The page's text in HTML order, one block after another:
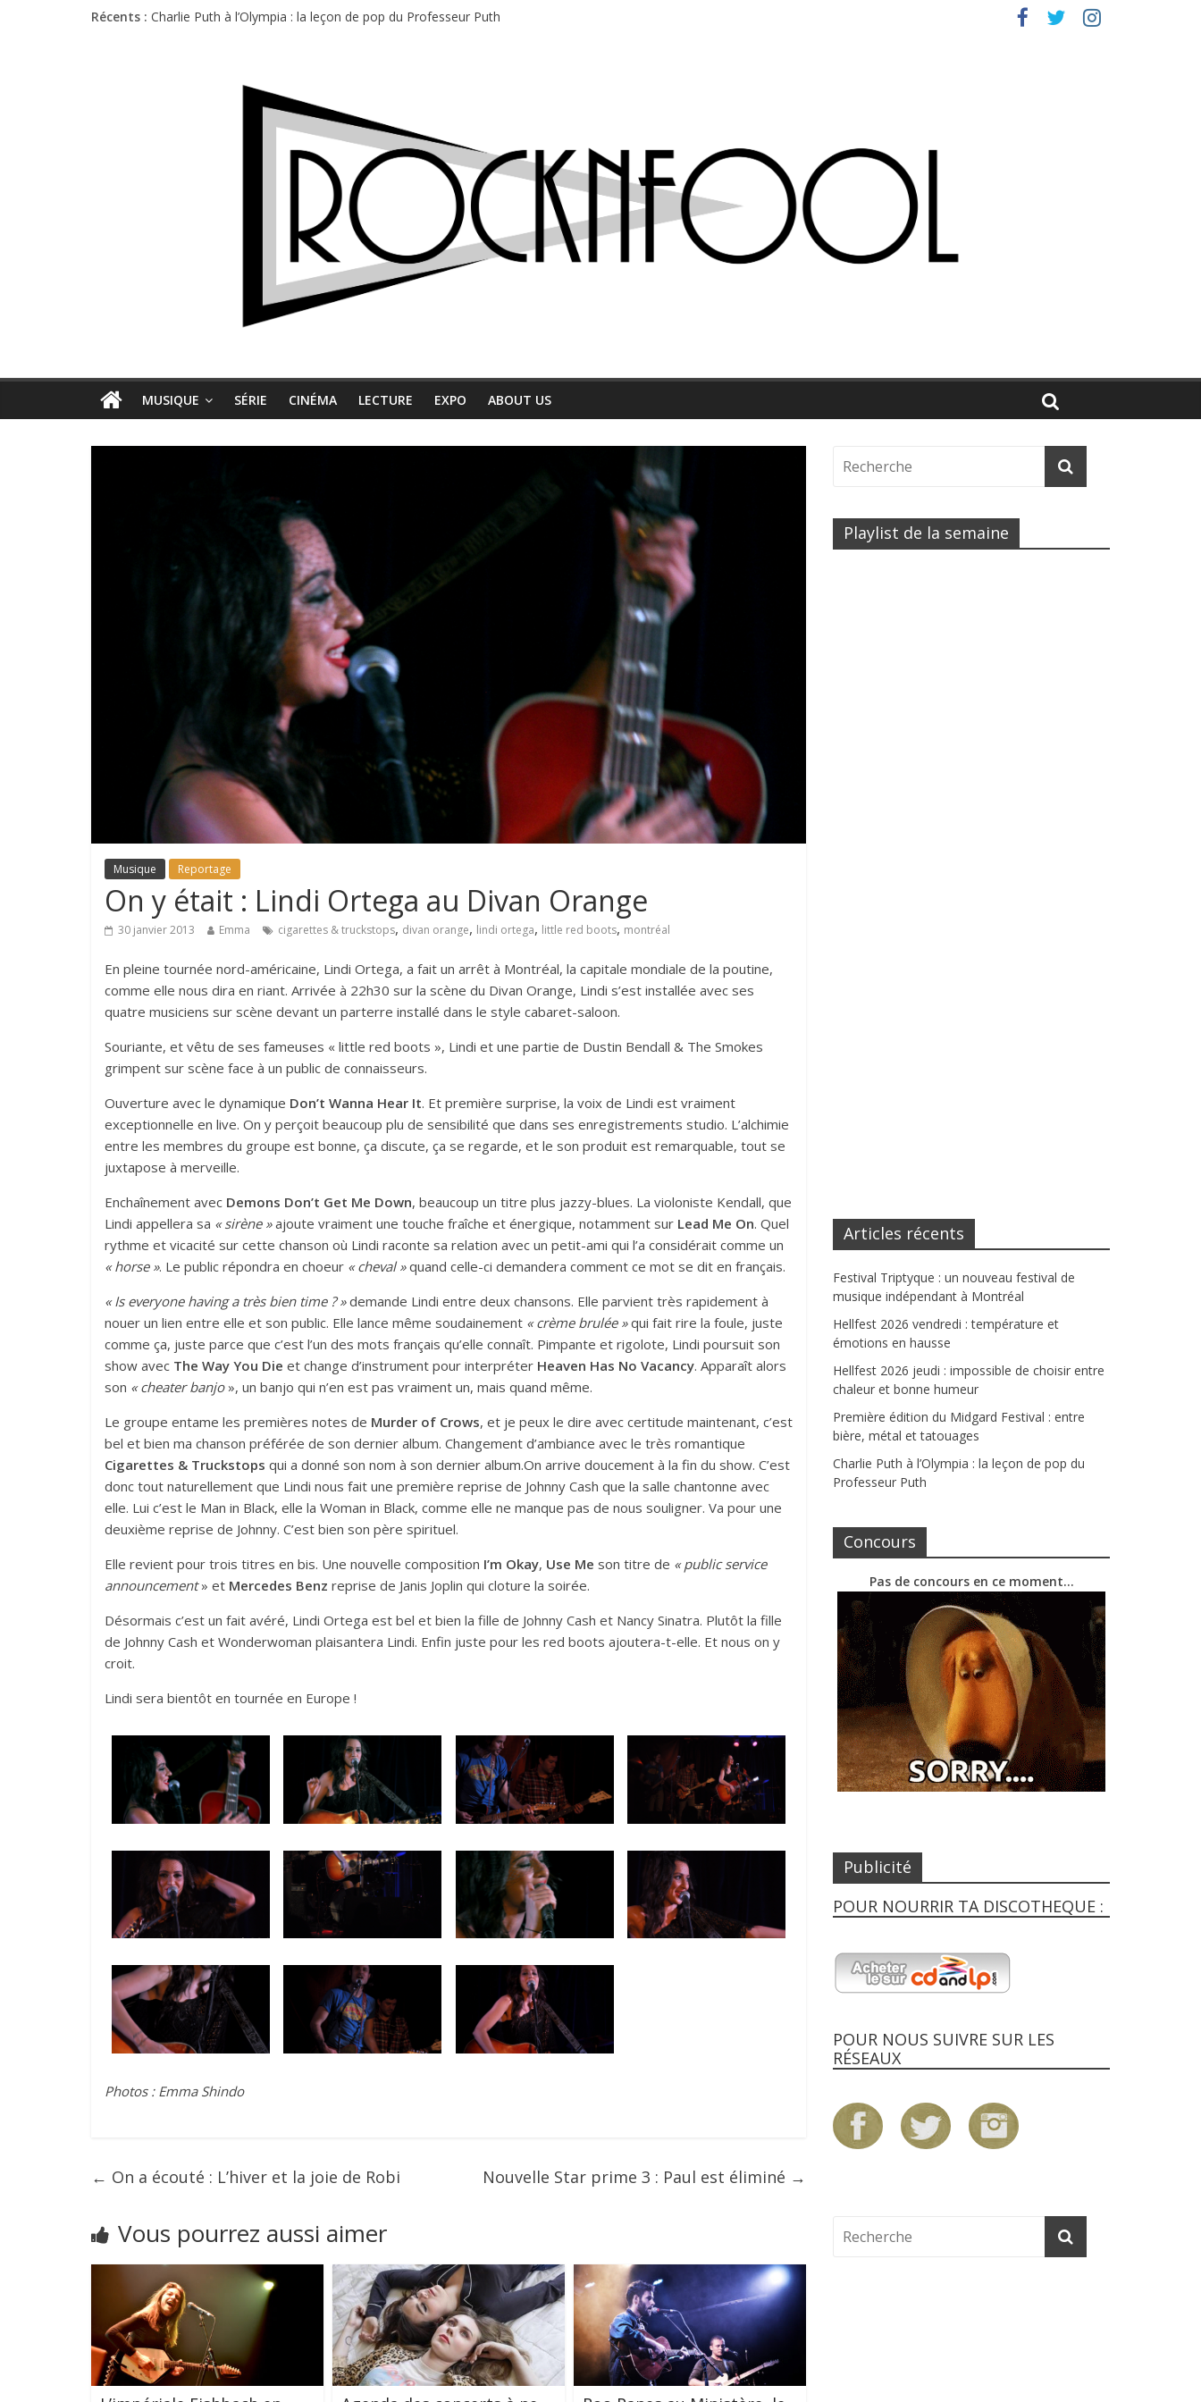
Récents : Charlie Puth à l’Olympia : la leçon de pop du Professeur Puth
Première édition du Midgard Festival : entre bière, métal et tatouages
MUSIQUE SÉRIE CINÉMA LECTURE EXPO ABOUT US
Musique Reportage
On y était : Lindi Ortega au Divan Orange
30 janvier 2013 Emma cigarettes & truckstops, divan orange, lindi ortega, little red boots, montréal
En pleine tournée nord-américaine, Lindi Ortega, a fait un arrêt à Montréal, la capitale mondiale de la poutine,
comme elle nous dira en riant. Arrivée à 22h30 sur la scène du Divan Orange, Lindi s’est installée avec ses
quatre musiciens sur scène devant un parterre installé dans le style cabaret-saloon.
Souriante, et vêtu de ses fameuses « little red boots », Lindi et une partie de Dustin Bendall & The Smokes
grimpent sur scène face à un public de connaisseurs.
Ouverture avec le dynamique Don’t Wanna Hear It. Et première surprise, la voix de Lindi est vraiment
exceptionnelle en live. On y perçoit beaucoup plu de sensibilité que dans ses enregistrements studio. L’alchimie
entre les membres du groupe est bonne, ça discute, ça se regarde, et le son produit est remarquable, tout se
juxtapose à merveille.
Enchaînement avec Demons Don’t Get Me Down, beaucoup un titre plus jazzy-blues. La violoniste Kendall, que
Lindi appellera sa « sirène »ajoute vraiment une touche fraîche et énergique, notamment sur Lead Me On. Quel
rythme et vicacité sur cette chanson où Lindi raconte sa relation avec un petit-ami qui l’a considérait comme un
« horse ». Le public répondra en choeur « cheval »quand celle-ci demandera comment ce mot se dit en français.
« Is everyone having a très bien time ? »demande Lindi entre deux chansons. Elle parvient très rapidement à
nouer un lien entre elle et son public. Elle lance même soudainement « crème brulée »qui fait rire la foule, juste
comme ça, juste parce que c’est l’un des mots français qu’elle connaît. Pimpante et rigolote, Lindi poursuit son
show avec The Way You Die et change d’instrument pour interpréter Heaven Has No Vacancy. Apparaît alors
son « cheater banjo », un banjo qui n’en est pas vraiment un, mais quand même.
Le groupe entame les premières notes de Murder of Crows, et je peux le dire avec certitude maintenant, c’est
bel et bien ma chanson préférée de son dernier album. Changement d’ambiance avec le très romantique
Cigarettes & Truckstops qui a donné son nom à son dernier album.On arrive doucement à la fin du show. C’est
donc tout naturellement que Lindi nous fait une première reprise de Johnny Cash que la salle chantonne avec
elle. Lui c’est le Man in Black, elle la Woman in Black, comme elle ne manque pas de nous souligner. Va pour une
deuxième reprise de Johnny. C’est bien son père spirituel.
Elle revient pour trois titres en bis. Une nouvelle composition I’m Okay, Use Me son titre de « public service
announcement» et Mercedes Benz reprise de Janis Joplin qui cloture la soirée.
Désormais c’est un fait avéré, Lindi Ortega est bel et bien la fille de Johnny Cash et Nancy Sinatra. Plutôt la fille
de Johnny Cash et Wonderwoman plaisantera Lindi. Enfin juste pour les red boots ajoutera-t-elle. Et nous on y
croit.
Lindi sera bientôt en tournée en Europe !
Photos : Emma Shindo
← On a écouté : L’hiver et la joie de Robi Nouvelle Star prime 3 : Paul est éliminé →
Vous pourrez aussi aimer
Playlist de la semaine
Articles récents
Festival Triptyque : un nouveau festival de
musique indépendant à Montréal
Hellfest 2026 vendredi : température et
émotions en hausse
Hellfest 2026 jeudi : impossible de choisir entre
chaleur et bonne humeur
Première édition du Midgard Festival : entre
bière, métal et tatouages
Charlie Puth à l’Olympia : la leçon de pop du
Professeur Puth
Concours
Pas de concours en ce moment…
Publicité
POUR NOURRIR TA DISCOTHEQUE :
POUR NOUS SUIVRE SUR LES
RÉSEAUX